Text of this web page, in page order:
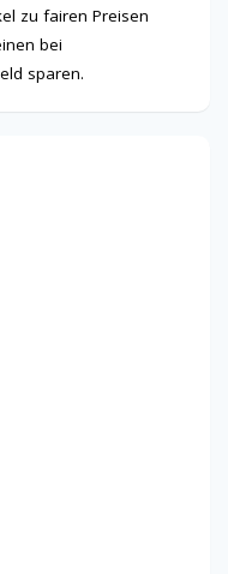
zu fairen Preisen
bei
sparen.